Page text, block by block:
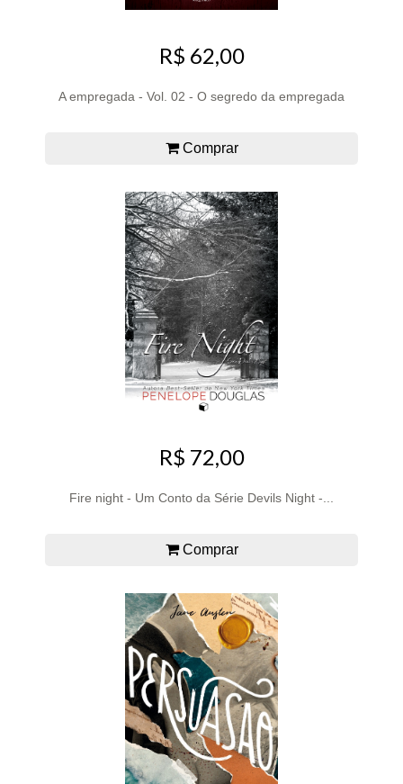
R$ 62,00
A empregada - Vol. 02 - O segredo da empregada
Comprar
R$ 72,00
Fire night - Um Conto da Série Devils Night -...
Comprar